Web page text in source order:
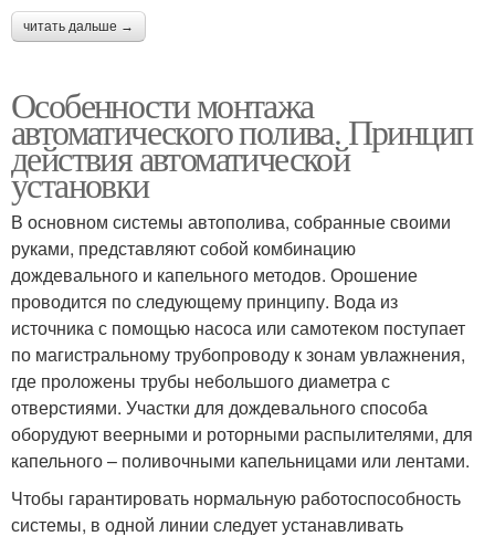
читать дальше →
Особенности монтажа
автоматического полива. Принцип
действия автоматической
установки
В основном системы автополива, собранные своими
руками, представляют собой комбинацию
дождевального и капельного методов. Орошение
проводится по следующему принципу. Вода из
источника с помощью насоса или самотеком поступает
по магистральному трубопроводу к зонам увлажнения,
где проложены трубы небольшого диаметра с
отверстиями. Участки для дождевального способа
оборудуют веерными и роторными распылителями, для
капельного – поливочными капельницами или лентами.
Чтобы гарантировать нормальную работоспособность
системы, в одной линии следует устанавливать